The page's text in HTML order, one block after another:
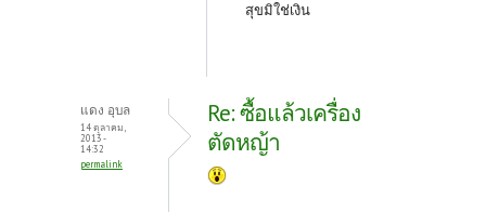
สุขมิใช่เงิน
แดง อุบล
14 ตุลาคม,
2013 -
14:32
permalink
Re: ซื้อแล้วเครื่อง
ตัดหญ้า